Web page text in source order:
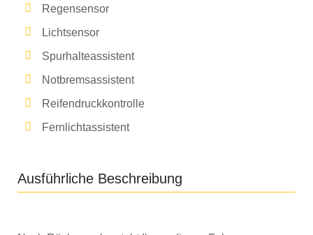
Regensensor
Lichtsensor
Spurhalteassistent
Notbremsassistent
Reifendruckkontrolle
Fernlichtassistent
Ausführliche Beschreibung